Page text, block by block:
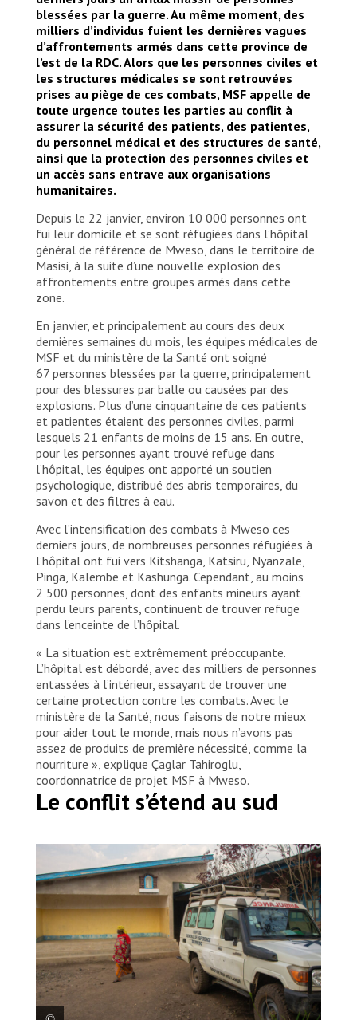
blessées par la guerre. Au même moment, des
milliers d’individus fuient les dernières vagues
d’affrontements armés dans cette province de
l’est de la RDC. Alors que les personnes civiles et
les structures médicales se sont retrouvées
prises au piège de ces combats, MSF appelle de
toute urgence toutes les parties au conflit à
assurer la sécurité des patients, des patientes,
du personnel médical et des structures de santé,
ainsi que la protection des personnes civiles et
un accès sans entrave aux organisations
humanitaires.
Depuis le 22 janvier, environ 10 000 personnes ont
fui leur domicile et se sont réfugiées dans l’hôpital
général de référence de Mweso, dans le territoire de
Masisi, à la suite d’une nouvelle explosion des
affrontements entre groupes armés dans cette
zone.
En janvier, et principalement au cours des deux
dernières semaines du mois, les équipes médicales de
MSF et du ministère de la Santé ont soigné
67 personnes blessées par la guerre, principalement
pour des blessures par balle ou causées par des
explosions. Plus d’une cinquantaine de ces patients
et patientes étaient des personnes civiles, parmi
lesquels 21 enfants de moins de 15 ans. En outre,
pour les personnes ayant trouvé refuge dans
l’hôpital, les équipes ont apporté un soutien
psychologique, distribué des abris temporaires, du
savon et des filtres à eau.
Avec l’intensification des combats à Mweso ces
derniers jours, de nombreuses personnes réfugiées à
l’hôpital ont fui vers Kitshanga, Katsiru, Nyanzale,
Pinga, Kalembe et Kashunga. Cependant, au moins
2 500 personnes, dont des enfants mineurs ayant
perdu leurs parents, continuent de trouver refuge
dans l’enceinte de l’hôpital.
« La situation est extrêmement préoccupante.
L’hôpital est débordé, avec des milliers de personnes
entassées à l’intérieur, essayant de trouver une
certaine protection contre les combats. Avec le
ministère de la Santé, nous faisons de notre mieux
pour aider tout le monde, mais nous n’avons pas
assez de produits de première nécessité, comme la
nourriture », explique Çaglar Tahiroglu,
coordonnatrice de projet MSF à Mweso.
Le conflit s’étend au sud